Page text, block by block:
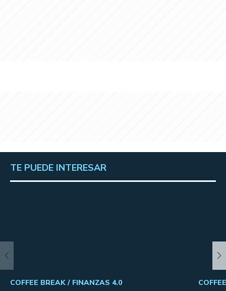
TE PUEDE INTERESAR
COFFEE BREAK / FINANZAS 4.0